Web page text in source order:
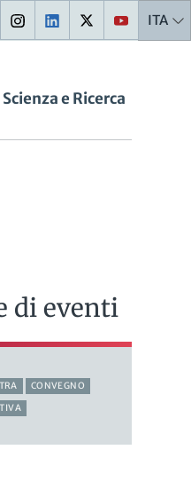
ITA
Scienza e Ricerca
di eventi
CONVEGNO